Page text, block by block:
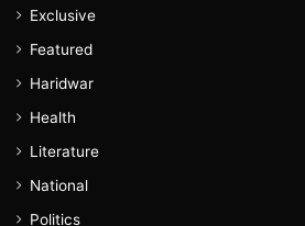
Exclusive
Featured
Haridwar
Health
Literature
National
Politics